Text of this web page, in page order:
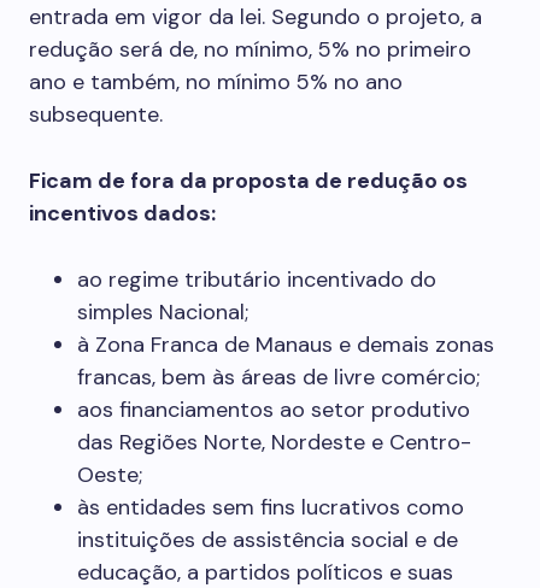
entrada em vigor da lei. Segundo o projeto, a
redução será de, no mínimo, 5% no primeiro
ano e também, no mínimo 5% no ano
subsequente.
Ficam de fora da proposta de redução os
incentivos dados:
ao regime tributário incentivado do
simples Nacional;
à Zona Franca de Manaus e demais zonas
francas, bem às áreas de livre comércio;
aos financiamentos ao setor produtivo
das Regiões Norte, Nordeste e Centro-
Oeste;
às entidades sem fins lucrativos como
instituições de assistência social e de
educação, a partidos políticos e suas